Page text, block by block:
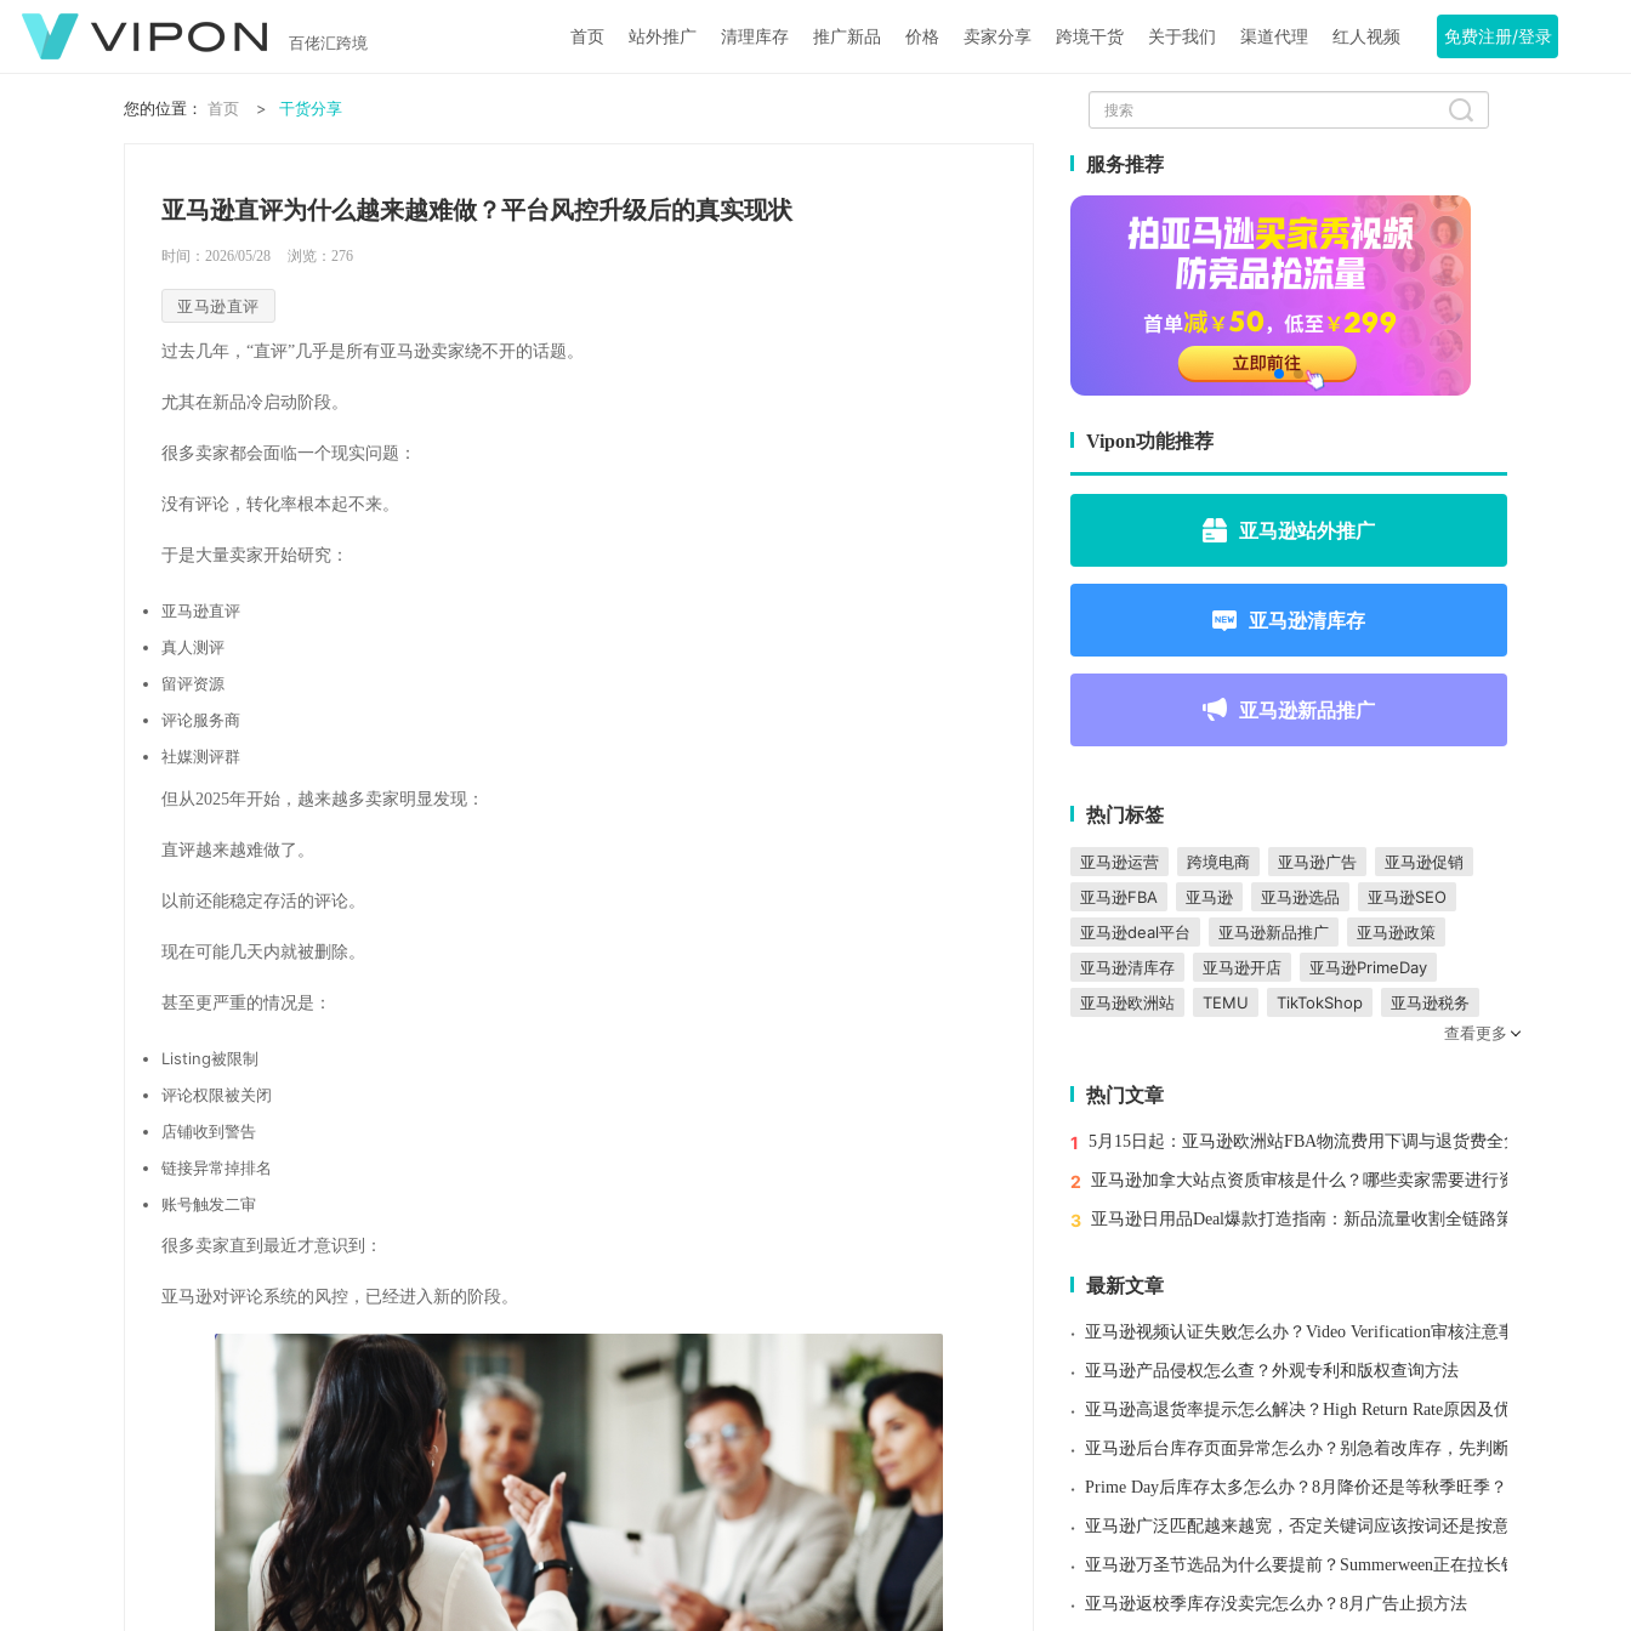
百佬汇跨境 首页 站外推广 清理库存 推广新品 价格 卖家分享 跨境干货 关于我们 渠道代理 红人视频 免费注册/登录
您的位置： 首页 干货分享
亚马逊直评为什么越来越难做？平台风控升级后的真实现状
时间：2026/05/28 浏览： 276
亚马逊直评
过去几年，“直评”几乎是所有亚马逊卖家绕不开的话题。
尤其在新品冷启动阶段。
很多卖家都会面临一个现实问题：
没有评论，转化率根本起不来。
于是大量卖家开始研究：
亚马逊直评
真人测评
留评资源
评论服务商
社媒测评群
但从2025年开始，越来越多卖家明显发现：
直评越来越难做了。
以前还能稳定存活的评论。
现在可能几天内就被删除。
甚至更严重的情况是：
Listing被限制
评论权限被关闭
店铺收到警告
链接异常掉排名
账号触发二审
很多卖家直到最近才意识到：
亚马逊对评论系统的风控，已经进入新的阶段。
服务推荐
Vipon功能推荐
亚马逊站外推广
亚马逊清库存
亚马逊新品推广
热门标签
亚马逊运营 跨境电商 亚马逊广告
亚马逊促销
亚马逊FBA
亚马逊 亚马逊选品
亚马逊SEO
亚马逊deal平台
亚马逊新品推广
亚马逊政策
亚马逊清库存
亚马逊开店
亚马逊PrimeDay
亚马逊欧洲站
TEMU TikTokShop
亚马逊税务
东南亚市场
DeepSeek
亚马逊站外推广体系课
亚马逊春季大促
Deal平台
亚马逊选品思路
亚马逊旺季 亚马逊BD
站外引流
选品策略
Deal站 PrimeDay
站外促销
查看更多
热门文章
1 5月15日起：亚马逊欧洲站FBA物流费用下调与退货费全免解读
2 亚马逊加拿大站点资质审核是什么？哪些卖家需要进行资质审核？
3 亚马逊日用品Deal爆款打造指南：新品流量收割全链路策略
最新文章
· 亚马逊视频认证失败怎么办？Video Verification审核注意事项
· 亚马逊产品侵权怎么查？外观专利和版权查询方法
· 亚马逊高退货率提示怎么解决？High Return Rate原因及优化方法
· 亚马逊后台库存页面异常怎么办？别急着改库存，先判断是不是系统故障
· Prime Day后库存太多怎么办？8月降价还是等秋季旺季？
· 亚马逊广泛匹配越来越宽，否定关键词应该按词还是按意图？
· 亚马逊万圣节选品为什么要提前？Summerween正在拉长销售周期
· 亚马逊返校季库存没卖完怎么办？8月广告止损方法